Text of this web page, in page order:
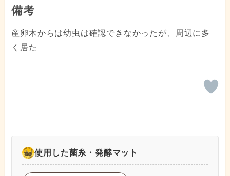
備考
産卵木からは幼虫は確認できなかったが、周辺に多
く居た
使用した菌糸・発酵マット